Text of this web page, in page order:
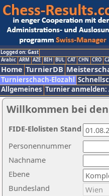
Logged on: Gast
Arabic ARM AZE BIH BUL CAT CHN CRO
Home TurnierDB
Turnierschach-Elozahl
Allgemeines Turnier anmelden:
Willkommen bei
Nachname
Ebene
Personennummer
Bundesland
FIDE-Elolisten Stand